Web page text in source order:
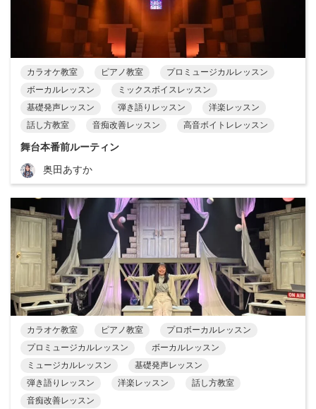
カラオケ教室 ピアノ教室
プロミュージカルレッスン
ボーカルレッスン
ミックスボイスレッスン
基礎発声レッスン
弾き語りレッスン
洋楽レッスン
話し方教室
音痴改善レッスン 高音ボイトレレッスン
舞台本番前ルーティン
奥田あすか
カラオケ教室 ピアノ教室
プロボーカルレッスン
プロミュージカルレッスン
ボーカルレッスン
ミュージカルレッスン
基礎発声レッスン
弾き語りレッスン
洋楽レッスン
話し方教室
音痴改善レッスン